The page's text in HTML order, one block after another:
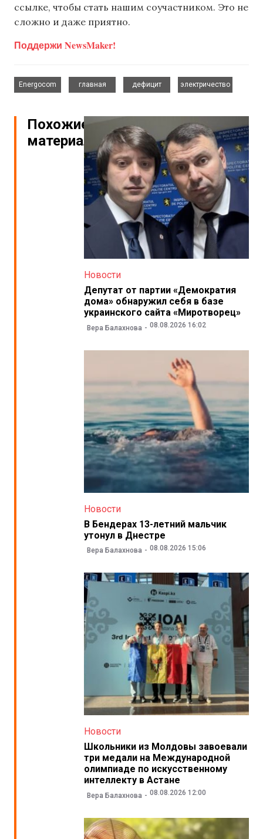
ссылке, чтобы стать нашим соучастником. Это не
сложно и даже приятно.
Поддержи NewsMaker!
Energocom
главная
дефицит
электричество
Похожие
материалы
Новости
Депутат от партии «Демократия
дома» обнаружил себя в базе
украинского сайта «Миротворец»
Вера Балахнова 08.08.2026 16:02
Новости
В Бендерах 13-летний мальчик
утонул в Днестре
Вера Балахнова 08.08.2026 15:06
Новости
Школьники из Молдовы завоевали
три медали на Международной
олимпиаде по искусственному
интеллекту в Астане
Вера Балахнова 08.08.2026 12:00